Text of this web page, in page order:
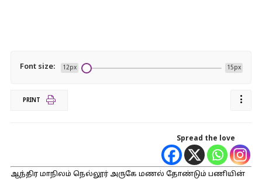
Font size: 12px 15px
PRINT
Spread the love
ஆந்திர மாநிலம் நெல்லூர் அருகே மணல் தோண்டும் பணியின்